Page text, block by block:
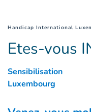
You are here :
Handicap International
Etes-vous
Sensibilisation
Luxembourg